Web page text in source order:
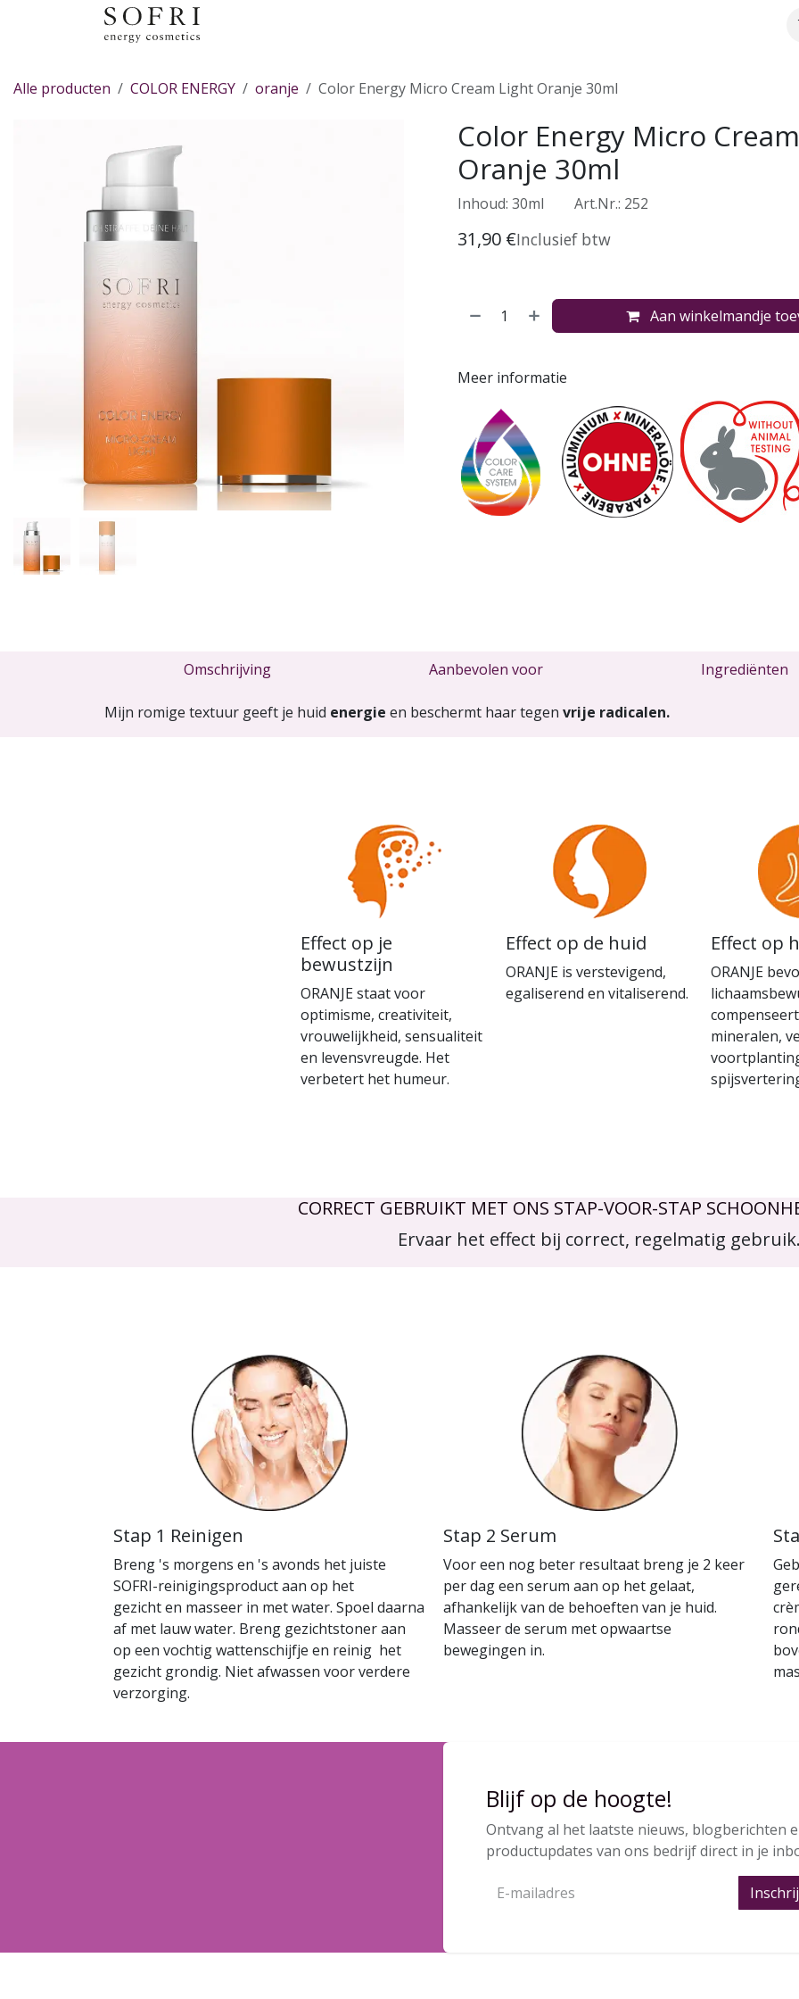
Overslaan naar inhoud
Alle producten COLOR ENERGY oranje Color Energy Micro Cream Light Oranje 30ml
Color Energy Micro
Oranje 30ml
Inhoud: 30ml ​Art.Nr.: 252
31,90€Inclusief btw
Aan winkelmandje
Meer informatie
Omschrijving Aanbevolen voor Ingrediënten
Mijn romige textuur geeft je huid energie en beschermt haar tegen vrije radicalen.
Effect op
ORANJE
mineralen,
Effect op je
bewustzijn
ORANJE staat voor
optimisme, creativiteit,
vrouwelijkheid, sensualiteit
en levensvreugde. Het
verbetert het humeur.
Effect op de huid
ORANJE is verstevigend,
egaliserend en vitaliserend.
CORRECT GEBRUIKT MET ONS STAP-VOOR-STAP
Ervaar het effect bij correct, regelmatig gebruik.
Stap 1 Reinigen
Breng 's morgens en 's avonds het juiste
SOFRI-reinigingsproduct aan op het
gezicht en masseer in met water. Spoel daarna
af met lauw water. Breng gezichtstoner aan
op een vochtig wattenschijfje en reinig het
gezicht grondig. Niet afwassen voor verdere
verzorging.
Stap 2 Serum
Voor een nog beter resultaat breng je 2 keer
per dag een serum aan op het gelaat,
afhankelijk van de behoeften van je huid.
Masseer de serum met opwaartse
bewegingen in.
Blijf op de hoogte!
Ontvang al het laatste nieuws, blogberichten
productupdates van ons bedrijf direct in je